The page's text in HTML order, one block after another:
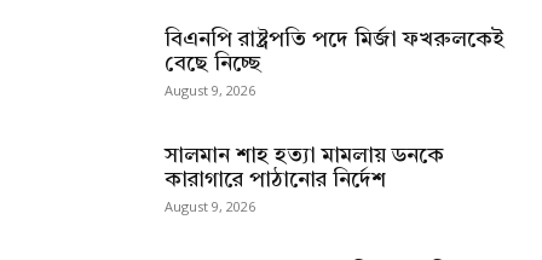
বিএনপি রাষ্ট্রপতি পদে মির্জা ফখরুলকেই
বেছে নিচ্ছে
August 9, 2026
সালমান শাহ হত্যা মামলায় ডনকে
কারাগারে পাঠানোর নির্দেশ
August 9, 2026